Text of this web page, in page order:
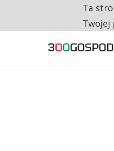
NA
Ta
Twojej